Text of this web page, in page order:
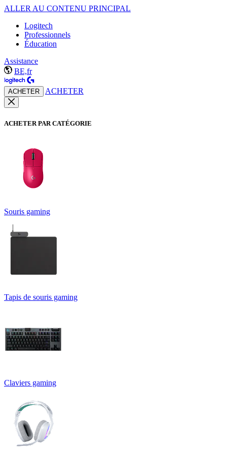
ALLER AU CONTENU PRINCIPAL
Logitech
Professionnels
Éducation
Assistance
BE,fr
ACHETER ACHETER
ACHETER PAR CATÉGORIE
Souris gaming
Tapis de souris gaming
Claviers gaming